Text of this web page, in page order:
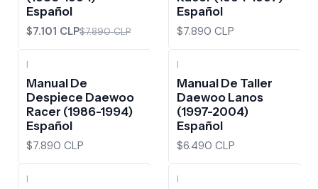
Español
$7.101 CLP$7.890 CLP
Español
$7.890 CLP
|
Manual De
Despiece Daewoo
Racer (1986-1994)
Español
$7.890 CLP
|
Manual De Taller
Daewoo Lanos
(1997-2004)
Español
$6.490 CLP
| |